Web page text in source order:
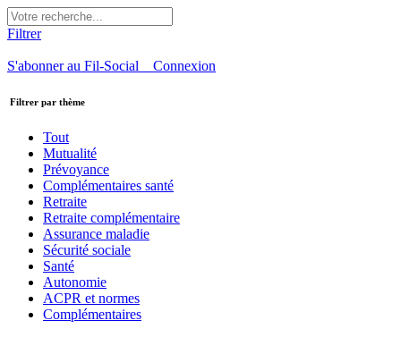
Filtrer
S'abonner au Fil-Social Connexion
Filtrer par thème
Tout
Mutualité
Prévoyance
Complémentaires santé
Retraite
Retraite complémentaire
Assurance maladie
Sécurité sociale
Santé
Autonomie
ACPR et normes
Complémentaires